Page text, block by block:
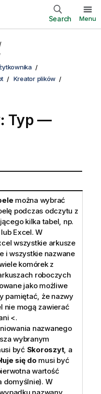
Search Menu
Kreator plików
Typ —
można wybrać
podczas odczytu z
kilka tabel, np.
Excel. W
wszystkie arkusze
i wszystkie nazwane
komórek z
roboczych
jako możliwe
pamiętać, że nazwy
nie mogą zawierać
<.
nazwanego
wybranym
być Skoroszyt, a
się do musi być
wartość
domyślnie). W